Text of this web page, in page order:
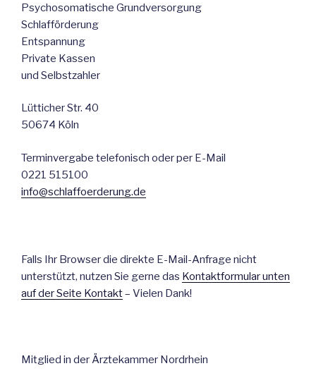
Psychosomatische Grundversorgung
Schlafförderung
Entspannung
Private Kassen
und Selbstzahler
Lütticher Str. 40
50674 Köln
Terminvergabe telefonisch oder per E-Mail
0221 515100
info@schlaffoerderung.de
Falls Ihr Browser die direkte E-Mail-Anfrage nicht
unterstützt, nutzen Sie gerne das Kontaktformular unten
auf der Seite Kontakt– Vielen Dank!
Mitglied in der Ärztekammer Nordrhein